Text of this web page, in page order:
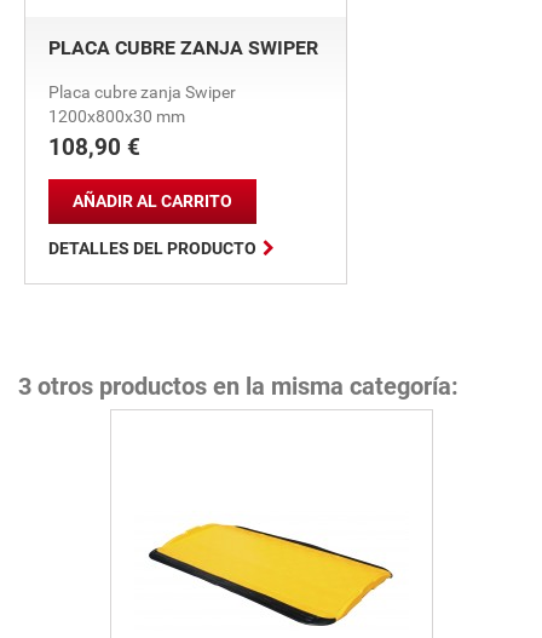
PLACA CUBRE ZANJA SWIPER
Placa cubre zanja Swiper
1200x800x30 mm
Precio
108,90 €

AÑADIR AL CARRITO
DETALLES DEL PRODUCTO
3 otros productos en la misma categoría: